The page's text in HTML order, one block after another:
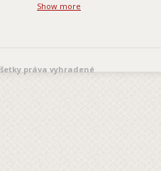
Show more
práva vyhradené